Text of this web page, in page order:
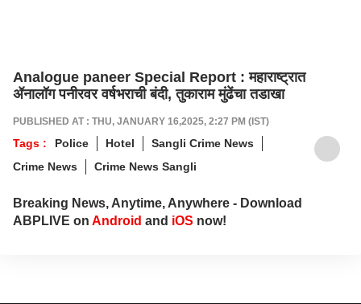
Analogue paneer Special Report : महाराष्ट्रात
ॲनालॉग पनीरवर वर्षभराची बंदी, तुकाराम मुंढेंचा तडाखा
PUBLISHED AT : THU, JANUARY 16,2025, 2:27 PM (IST)
Tags : Police Hotel
Sangli Crime News
Crime News
Crime News Sangli
Breaking News, Anytime, Anywhere - Download
ABPLIVE on Android and iOS now!